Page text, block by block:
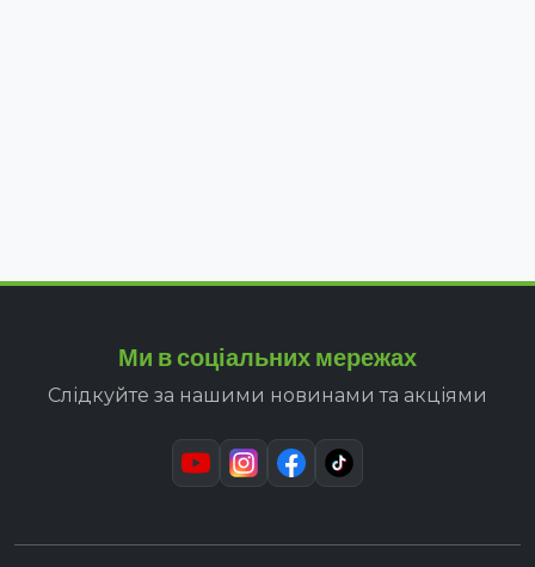
Ми в соціальних мережах
Слідкуйте за нашими новинами та акціями